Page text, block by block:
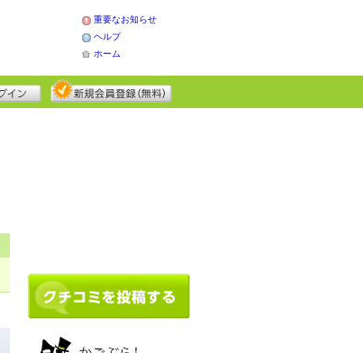
重要なお知らせ
ヘルプ
ホーム